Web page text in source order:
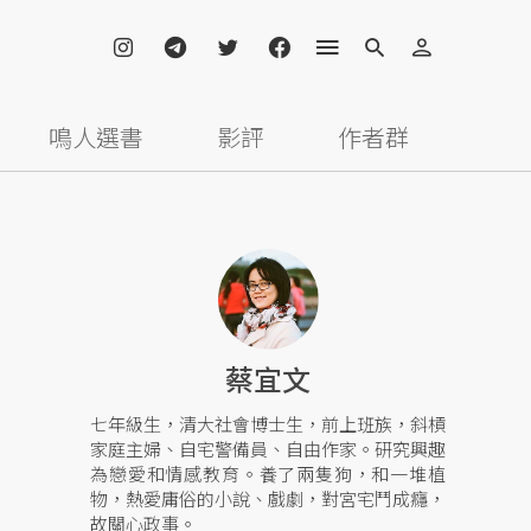
鳴人選書 影評 作者群
蔡宜文
七年級生，清大社會博士生，前上班族，斜槓
家庭主婦、自宅警備員、自由作家。研究興趣
為戀愛和情感教育。養了兩隻狗，和一堆植
物，熱愛庸俗的小說、戲劇，對宮宅鬥成癮，
故關心政事。